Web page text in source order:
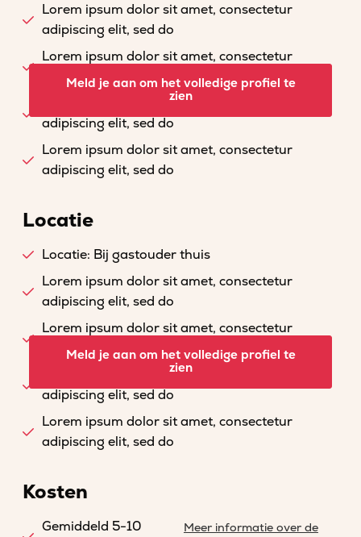
Lorem ipsum dolor sit amet, consectetur
adipiscing elit, sed do
Lorem ipsum dolor sit amet, consectetur
adipiscing elit, sed do
Lorem ipsum dolor sit amet, consectetur
adipiscing elit, sed do
Lorem ipsum dolor sit amet, consectetur
adipiscing elit, sed do
Meld je aan om het volledige profiel te
zien
Locatie
Locatie: Bij gastouder thuis
Lorem ipsum dolor sit amet, consectetur
adipiscing elit, sed do
Lorem ipsum dolor sit amet, consectetur
adipiscing elit, sed do
Lorem ipsum dolor sit amet, consectetur
adipiscing elit, sed do
Lorem ipsum dolor sit amet, consectetur
adipiscing elit, sed do
Meld je aan om het volledige profiel te
zien
Kosten
Gemiddeld 5-10
Meer informatie over de